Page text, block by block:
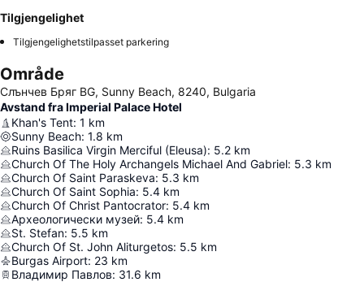
Tilgjengelighet
Tilgjengelighetstilpasset parkering
Område
Слънчев Бряг BG, Sunny Beach, 8240, Bulgaria
Avstand fra Imperial Palace Hotel
Khan's Tent: 1 km
Sunny Beach: 1.8 km
Ruins Basilica Virgin Merciful (Eleusa): 5.2 km
Church Of The Holy Archangels Michael And Gabriel: 5.3 km
Church Of Saint Paraskeva: 5.3 km
Church Of Saint Sophia: 5.4 km
Church Of Christ Pantocrator: 5.4 km
Археологически музей: 5.4 km
St. Stefan: 5.5 km
Church Of St. John Aliturgetos: 5.5 km
Burgas Airport: 23 km
Владимир Павлов: 31.6 km